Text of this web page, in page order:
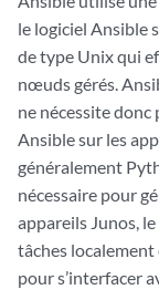
le logiciel Ansible
de type Unix qui
nœuds gérés.
ne nécessite donc
Ansible sur les
généralement
nécessaire pour
appareils Junos,
tâches localement
pour s’interfacer